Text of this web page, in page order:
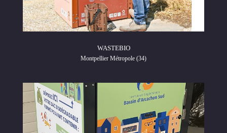
WASTEBIO
Montpellier Métropole (34)